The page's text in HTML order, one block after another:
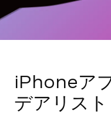
iPhoneア
デアリスト